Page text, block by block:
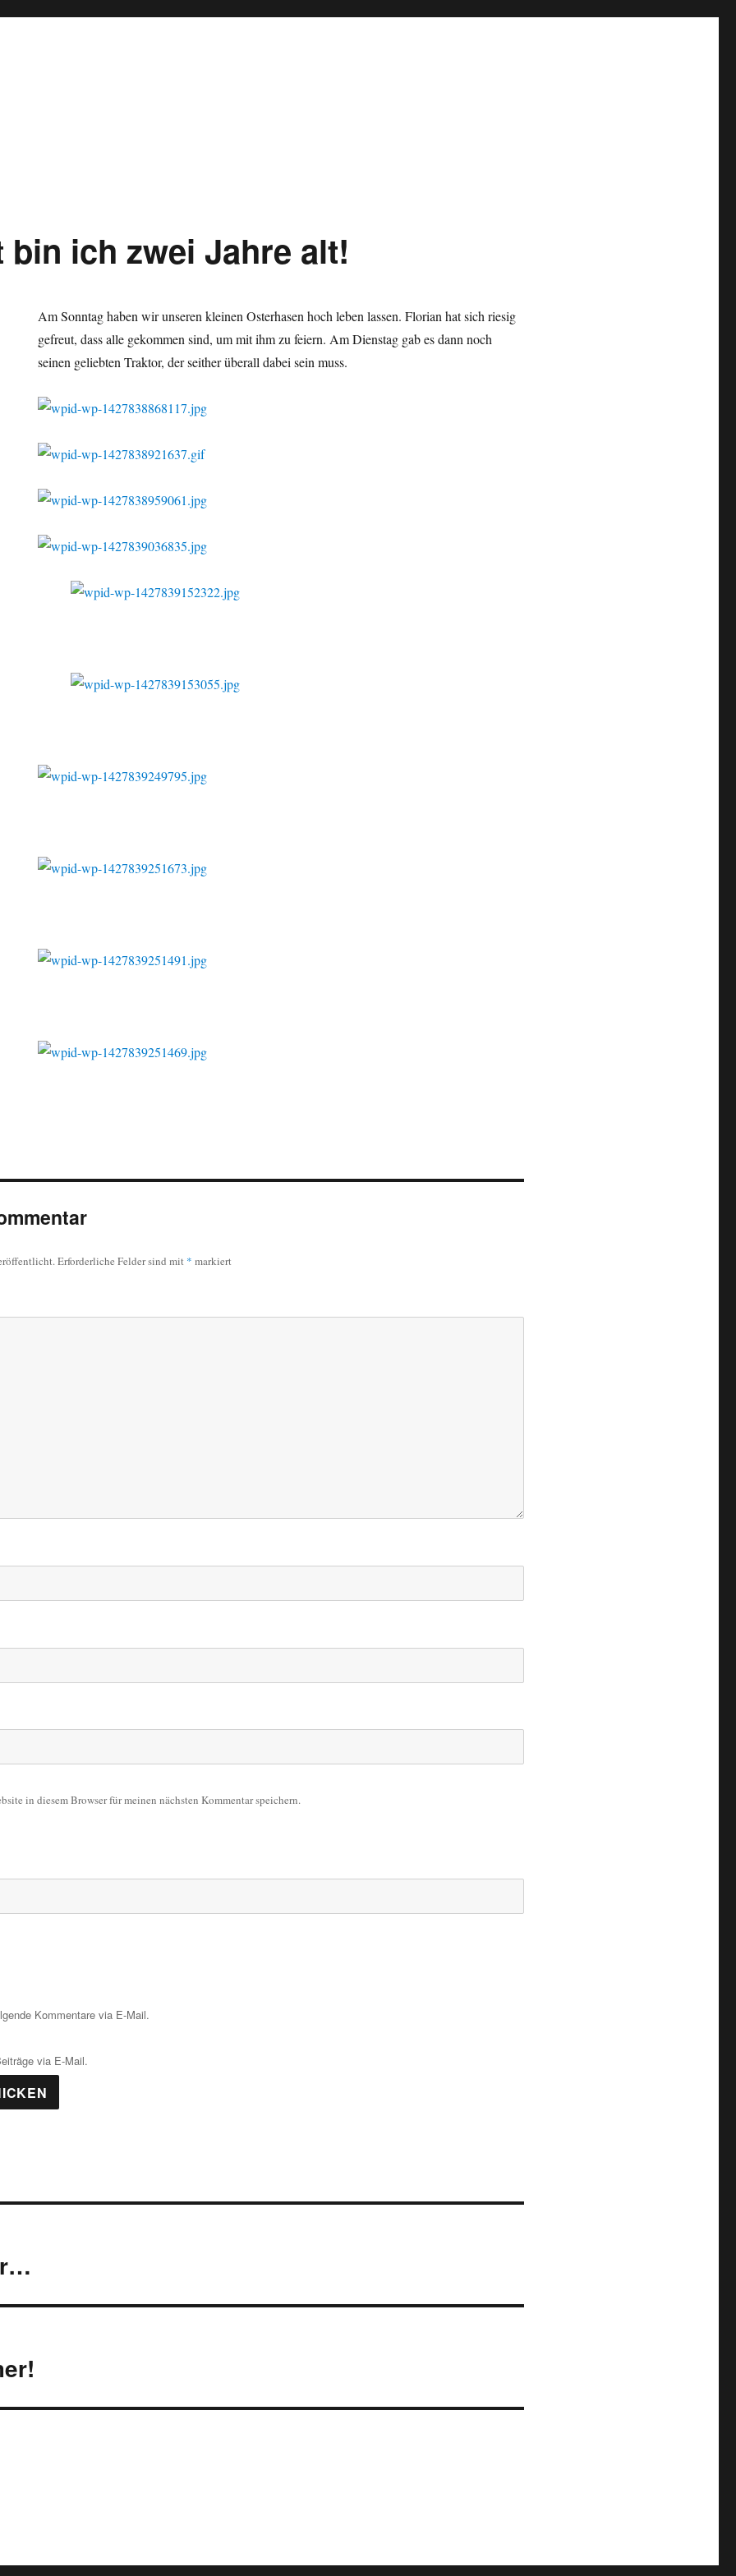
bin ich zwei Jahre alt!
Am Sonntag haben wir unseren kleinen Osterhasen hoch leben lassen. Florian hat sich riesig
gefreut, dass alle gekommen sind, um mit ihm zu feiern. Am Dienstag gab es dann noch
seinen geliebten Traktor, der seither überall dabei sein muss.
Erforderliche Felder sind mit * markiert
in diesem Browser für meinen nächsten Kommentar speichern.
Kommentare via E-Mail.
via E-Mail.